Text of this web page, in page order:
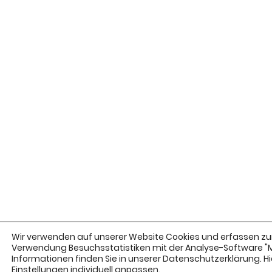
Wir verwenden auf unserer Website Cookies und erfassen
Verwendung Besuchsstatistiken mit der Analyse-Software
Informationen finden Sie in unserer Datenschutzerklärung.
Einstellungen individuell anpassen.